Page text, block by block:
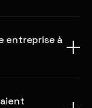
entreprise à